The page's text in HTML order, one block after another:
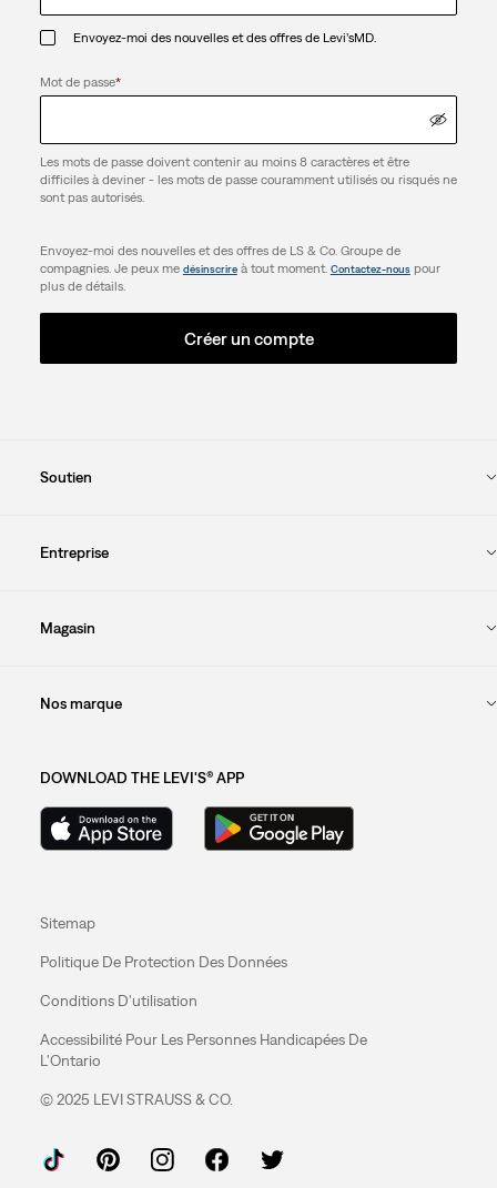
Envoyez-moi des nouvelles et des offres de Levi’sMD.
Mot de passe*
Les mots de passe doivent contenir au moins 8 caractères et être
difficiles à deviner - les mots de passe couramment utilisés ou risqués ne
sont pas autorisés.
Envoyez-moi des nouvelles et des offres de LS & Co. Groupe de
compagnies. Je peux me désinscrireà tout moment. Contactez-nouspour
plus de détails.
Créer un compte
Soutien
Entreprise
Magasin
Nos marque
DOWNLOAD THE LEVI'S® APP
Sitemap
Politique De Protection Des Données
Conditions D'utilisation
Accessibilité Pour Les Personnes Handicapées De
L'Ontario
© 2025 LEVI STRAUSS & CO.